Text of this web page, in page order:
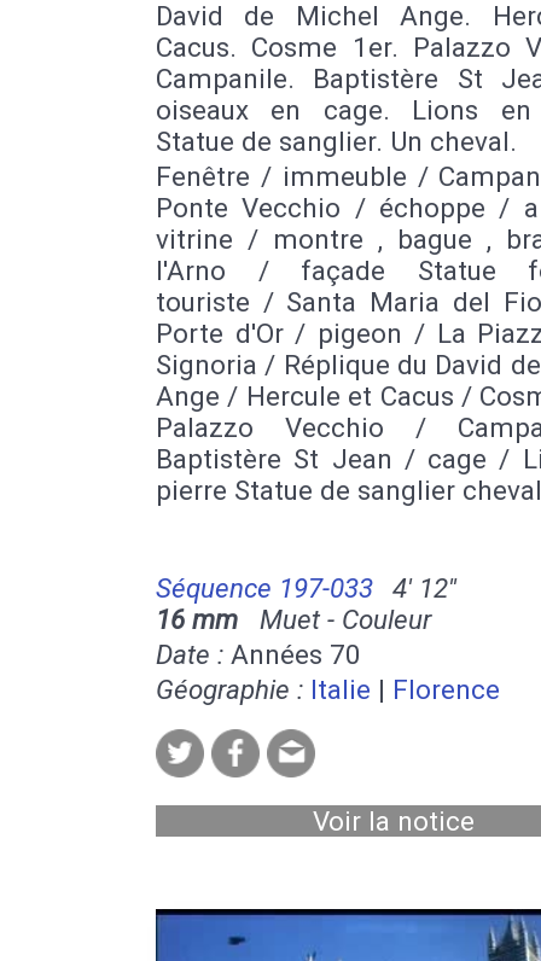
David de Michel Ange.
Cacus. Cosme 1er. Palazzo
Campanile. Baptistère St
oiseaux en cage. Lions en
Statue de sanglier. Un cheval.
Fenêtre / immeuble /
Ponte Vecchio / échoppe /
vitrine / montre , bague ,
l'Arno / façade Statue
touriste / Santa Maria del
Porte d'Or / pigeon / La
Signoria / Réplique du David
Ange / Hercule et Cacus /
Palazzo Vecchio /
Baptistère St Jean / cage /
pierre Statue de sanglier cheval
Séquence 197-033
4' 12''
16 mm Muet - Couleur
Date : Années 70
Géographie : Italie | Florence
Voir la notice